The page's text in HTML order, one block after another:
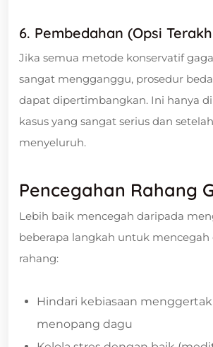
6. Pembedahan (Opsi
Jika semua metode konservatif
sangat mengganggu, prosedur
dapat dipertimbangkan. Ini hanya
kasus yang sangat serius dan
menyeluruh.
Pencegahan Rahang
Lebih baik mencegah daripada
beberapa langkah untuk mencegah
rahang:
Hindari kebiasaan
menopang dagu